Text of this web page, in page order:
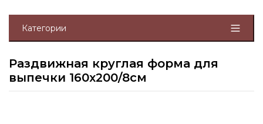
Категории
Раздвижная круглая форма для
выпечки 160х200/8см